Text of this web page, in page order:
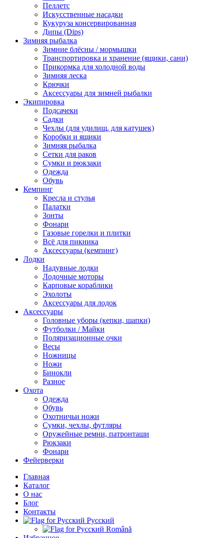
Пеллетс
Искусственные насадки
Кукуруза консервированная
Дипы (Dips)
Зимняя рыбалка
Зимние блёсны / мормышки
Транспортировка и хранение (ящики, сани)
Прикормка для холодной воды
Зимняя леска
Крючки
Аксессуары для зимней рыбалки
Экипировка
Подсачеки
Садки
Чехлы (для удилищ, для катушек)
Коробки и ящики
Зимняя рыбалка
Сетки для раков
Сумки и рюкзаки
Одежда
Обувь
Кемпинг
Кресла и стулья
Палатки
Зонты
Фонари
Газовые горелки и плитки
Всё для пикника
Аксессуары (кемпинг)
Лодки
Надувные лодки
Лодочные моторы
Карповые кораблики
Эхолоты
Аксессуары для лодок
Аксессуары
Головные уборы (кепки, шапки)
Футболки / Майки
Поляризационные очки
Весы
Ножницы
Ножи
Бинокли
Разное
Охота
Одежда
Обувь
Охотничьи ножи
Сумки, чехлы, футляры
Оружейные ремни, патронташи
Рюкзаки
Фонари
Фейерверки
Главная
Каталог
О нас
Блог
Контакты
Русский
Română